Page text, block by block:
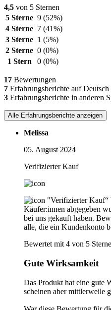
4,5 von 5 Sternen
5 Sterne 9 (52%)
4 Sterne 7 (41%)
3 Sterne 1 (5%)
2 Sterne 0 (0%)
1 Stern
0 (0%)
17 Bewertungen
7 Erfahrungsberichte auf Deutsch
3 Erfahrungsberichte in anderen
Alle Erfahrungsberichte anzeigen
Melissa
05. August 2024
Verifizierter Kauf
"Verifizierter Kauf“
Käufer:innen abgegeben
bei uns gekauft haben.
alle, die ein Kundenkonto
Bewertet mit 4 von 5
Gute Wirksamkeit
Das Produkt hat eine gute
scheinen aber mittlerweile